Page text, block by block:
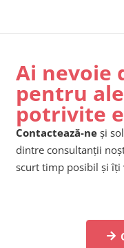
Ai nevoie
pentru
potrivite
Contactează-ne și
dintre consultanții
scurt timp posibil și îți